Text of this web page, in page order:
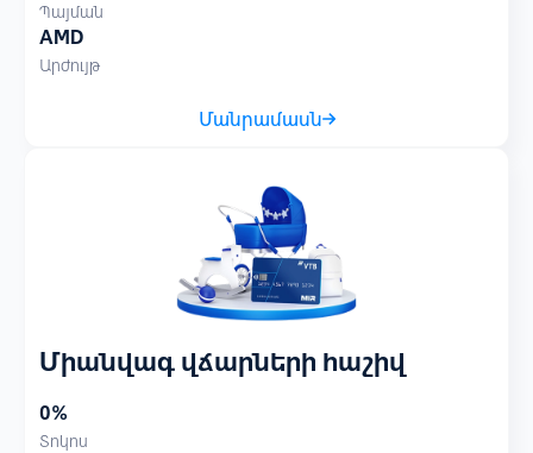
Պայման
AMD
Արժույթ
Մանրամասն
Միանվագ վճարների հաշիվ
0%
Տոկոս